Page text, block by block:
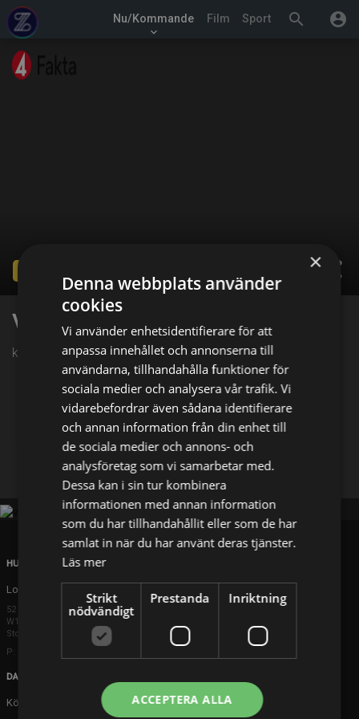
search account_circle
Nu/Kommande
keyboard_arrow_down
Film Sport
share
Veterinärerna
kl. 09:00 på TV4 Fakta
Facebook X
HUVUDKONTOR
London
52 Brook Street
W1K 5DS London
Storbritannien
P: +44 203 608 8181
DANMARK
Köpenhamn
×
Denna webbplats använder
cookies
Vi använder enhetsidentifierare för att
anpassa innehållet och annonserna till
användarna, tillhandahålla funktioner för
sociala medier och analysera vår trafik. Vi
vidarebefordrar även sådana identifierare
och annan information från din enhet till
de sociala medier och annons- och
analysföretag som vi samarbetar med.
Dessa kan i sin tur kombinera
informationen med annan information
som du har tillhandahållit eller som de har
samlat in när du har använt deras tjänster.
Läs mer
Strikt
nödvändigt
Prestanda Inriktning
ACCEPTERA ALLA